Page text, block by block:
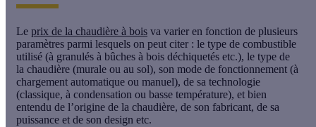
Le prix de la chaudière à bois va varier en fonction de plusieurs
paramètres parmi lesquels on peut citer : le type de combustible
utilisé (à granulés à bûches à bois déchiquetés etc.), le type de
la chaudière (murale ou au sol), son mode de fonctionnement (à
chargement automatique ou manuel), de sa technologie
(classique, à condensation ou basse température), et bien
entendu de l’origine de la chaudière, de son fabricant, de sa
puissance et de son design etc.